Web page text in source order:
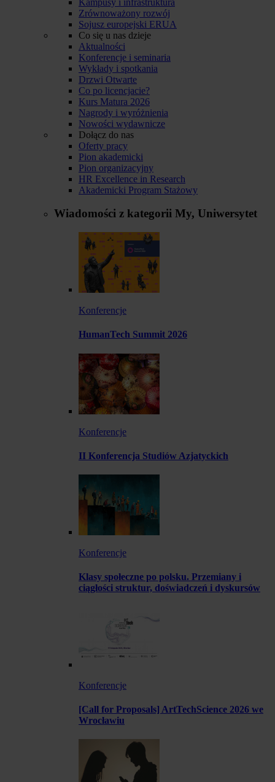
Zrównoważony rozwój
Sojusz europejski ERUA
Co się u nas dzieje
Aktualności
Konferencje i seminaria
Wykłady i spotkania
Drzwi Otwarte
Co po licencjacie?
Kurs Matura 2026
Nagrody i wyróżnienia
Nowości wydawnicze
Dołącz do nas
Oferty pracy
Pion akademicki
Pion organizacyjny
HR Excellence in Research
Akademicki Program Stażowy
Wiadomości z kategorii My, Uniwersytet
Konferencje
HumanTech Summit 2026
Konferencje
II Konferencja Studiów Azjatyckich
Konferencje
Klasy społeczne po polsku. Przemiany i
ciągłości struktur, doświadczeń i dyskursów
Konferencje
[Call for Proposals] ArtTechScience 2026 we
Wrocławiu